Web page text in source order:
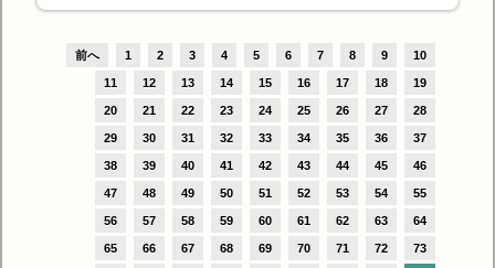
前へ 1 2 3 4 5 6 7 8 9 10
11 12 13 14 15 16 17 18 19
20 21 22 23 24 25 26 27 28
29 30 31 32 33 34 35 36 37
38 39 40 41 42 43 44 45 46
47 48 49 50 51 52 53 54 55
56 57 58 59 60 61 62 63 64
65 66 67 68 69 70 71 72 73